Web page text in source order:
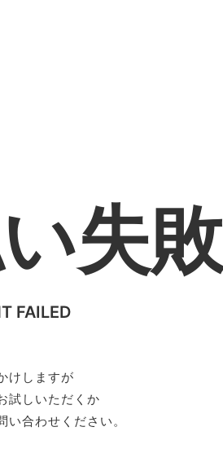
失敗
FAILED
けしますが
試しいただくか
い合わせください。